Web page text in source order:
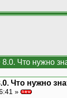
Что нужно
Что нужно
»